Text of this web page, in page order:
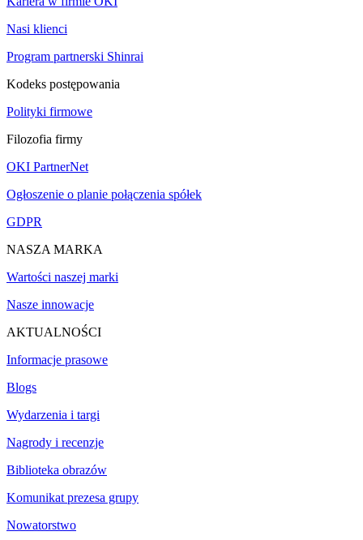
Nasi klienci
Program partnerski Shinrai
Kodeks postępowania
Polityki firmowe
Filozofia firmy
OKI PartnerNet
Ogłoszenie o planie połączenia spółek
GDPR
NASZA MARKA
Wartości naszej marki
Nasze innowacje
AKTUALNOŚCI
Informacje prasowe
Blogs
Wydarzenia i targi
Nagrody i recenzje
Biblioteka obrazów
Komunikat prezesa grupy
Nowatorstwo